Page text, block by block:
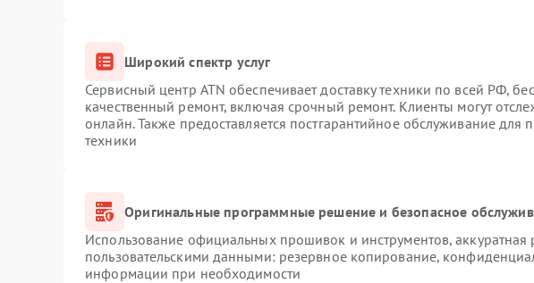
Широкий спектр услуг
Сервисный центр ATN обеспечивает доставку техники по всей РФ,
качественный ремонт, включая срочный ремонт. Клиенты могут
онлайн. Также предоставляется постгарантийное обслуживание для
техники
Оригинальные программные решение и безопасное
Использование официальных прошивок и инструментов, аккуратная
пользовательскими данными: резервное копирование,
информации при необходимости